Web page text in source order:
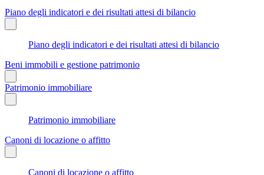
Piano degli indicatori e dei risultati attesi di bilancio
Piano degli indicatori e dei risultati attesi di bilancio
Beni immobili e gestione patrimonio
Patrimonio immobiliare
Patrimonio immobiliare
Canoni di locazione o affitto
Canoni di locazione o affitto